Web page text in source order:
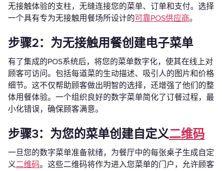
无接触体验的支柱，无缝连接您的菜单、订单和支付。选择
一个具有专为无接触用餐场所设计的可靠POS供应商。
步骤2：为无接触用餐创建电子菜单
有了集成的POS系统后，将您的菜单数字化，使其在线上对
顾客可访问。包括每道菜的生动描述、吸引人的图片和价格
细节。这不仅帮助顾客做出明智的选择，还增强了他们的整
体用餐体验。一个组织良好的数字菜单简化了订餐过程，最
小化错误，确保顾客满意。
步骤3：为您的菜单创建自定义二维码
一旦您的数字菜单准备就绪，为餐厅中的每张桌子生成自定
义二维码。这些二维码将作为进入您菜单的门户，允许顾客